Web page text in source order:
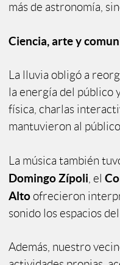
más de astronomía,
Ciencia, arte y
La lluvia obligó a
la energía del público
física, charlas
mantuvieron al
La música también
Domingo Zípoli , el
Altoofrecieron
sonido los espacios
Además, nuestro